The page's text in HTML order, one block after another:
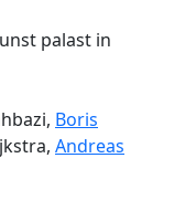
palast in
Boris
Andreas